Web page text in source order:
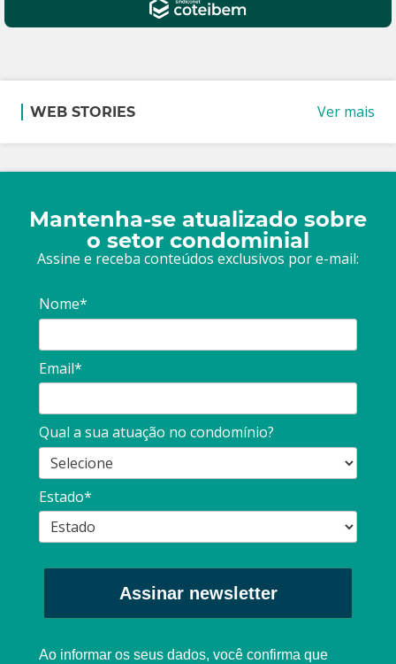
WEB STORIES Ver mais
Mantenha-se atualizado sobre
o setor condominial
Assine e receba conteúdos exclusivos por e-mail:
Nome*
Email*
Qual a sua atuação no condomínio?
Estado*
Assinar newsletter
Ao informar os seus dados, você confirma que